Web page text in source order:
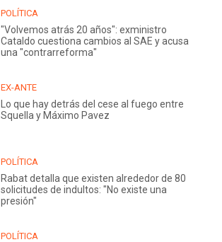
POLÍTICA
"Volvemos atrás 20 años": exministro
Cataldo cuestiona cambios al SAE y acusa
una "contrarreforma"
EX-ANTE
Lo que hay detrás del cese al fuego entre
Squella y Máximo Pavez
POLÍTICA
Rabat detalla que existen alrededor de 80
solicitudes de indultos: "No existe una
presión"
POLÍTICA